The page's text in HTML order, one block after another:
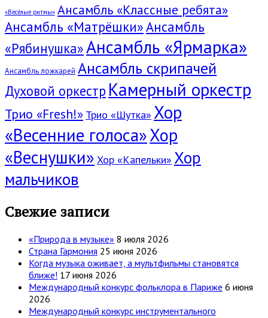
«Весёлые ритмы» Ансамбль «Классные ребята»
Ансамбль «Матрёшки»Ансамбль
«Рябинушка»Ансамбль «Ярмарка»
Ансамбль ложкарей Ансамбль скрипачей
Духовой оркестр Камерный оркестр
Трио «Fresh!» Трио «Шутка» Хор
«Весенние голоса»Хор
«Веснушки» Хор «Капельки» Хор
мальчиков
Свежие записи
«Природа в музыке» 8 июля 2026
Страна Гармония 25 июня 2026
Когда музыка оживает, а мультфильмы становятся
ближе! 17 июня 2026
Международный конкурс фольклора в Париже 6 июня
2026
Международный конкурс инструментального